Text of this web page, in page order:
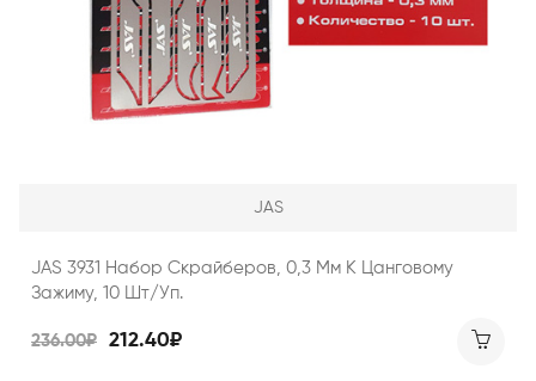
JAS
JAS 3931 Набор Скрайберов, 0,3 Мм К Цанговому
Зажиму, 10 Шт/уп.
236.00₽ 212.40₽